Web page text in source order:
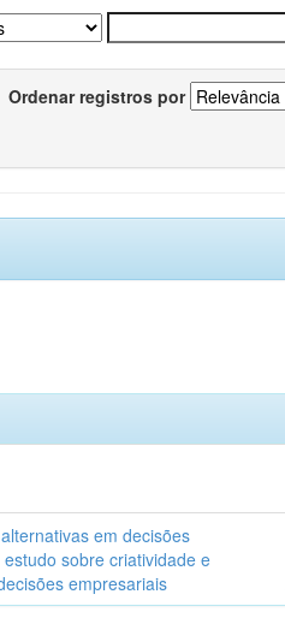
Ordenar registros por
em decisões
sobre criatividade e
empresariais